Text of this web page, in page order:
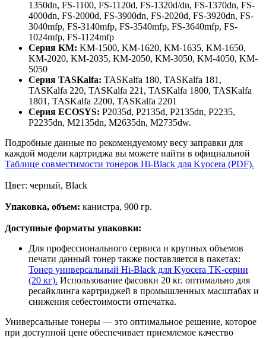
1350dn, FS-1100, FS-1120d, FS-1320d/dn, FS-1370dn, FS-
4000dn, FS-2000d, FS-3900dn, FS-2020d, FS-3920dn, FS-
3040mfp, FS-3140mfp, FS-3540mfp, FS-3640mfp, FS-
1024mfp, FS-1124mfp
Серия KM: KM-1500, KM-1620, KM-1635, KM-1650,
KM-2020, KM-2035, KM-2050, KM-3050, KM-4050, KM-
5050
Серия TASKalfa: TASKalfa 180, TASKalfa 181,
TASKalfa 220, TASKalfa 221, TASKalfa 1800, TASKalfa
1801, TASKalfa 2200, TASKalfa 2201
Серия ECOSYS: P2035d, P2135d, P2135dn, P2235,
P2235dn, M2135dn, M2635dn, M2735dw.
Подробные данные по рекомендуемому весу заправки для
каждой модели картриджа вы можете найти в официальной
Таблице совместимости тонеров Hi-Black для Kyocera (PDF).
Цвет: черный, Black
Упаковка, объем: канистра, 900 гр.
Доступные форматы упаковки:
Для профессионального сервиса и крупных объемов
печати данный тонер также поставляется в пакетах:
Тонер универсальный Hi-Black для Kyocera TK-серии
(20 кг). Использование фасовки 20 кг. оптимально для
ресайклинга картриджей в промышленных масштабах и
снижения себестоимости отпечатка.
Универсальные тонеры — это оптимальное решение, которое
при доступной цене обеспечивает приемлемое качество